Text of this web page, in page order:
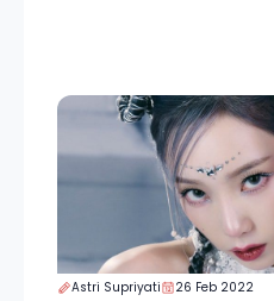
Astri Supriyati 26 Feb 2022